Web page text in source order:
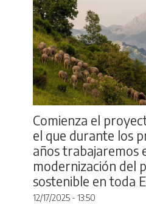
Comienza el
el que durante los
años trabajaremos
modernización del
sostenible en toda
12/17/2025 - 13:50